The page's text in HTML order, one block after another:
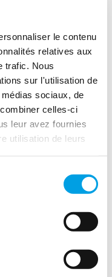
le contenu
relatives aux
trafic. Nous
sur l'utilisation de
sociaux, de
celles-ci
leur avez fournies
utilisation de leurs
doivent
et la sortie de
de réfrigération doit
les appareils
avant qu’ils ne
Plus la machine est
ait un risque de
sont plus
et les joints
Par exemple,
du lave-vaisselle